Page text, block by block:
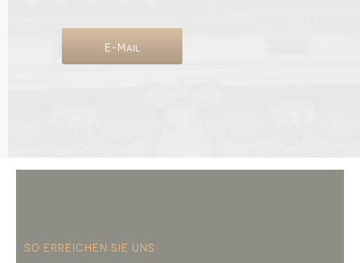
E-Mail
SO ERREICHEN SIE UNS